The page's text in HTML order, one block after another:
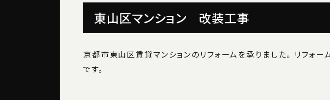
東山区マンション 改装工事
京都市東山区賃貸マンションのリフォームを承りました。 リフ
です。